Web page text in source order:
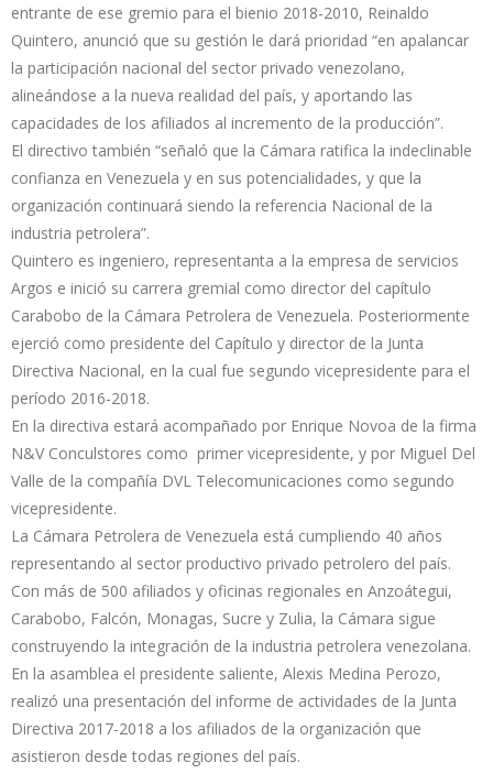
entrante de ese gremio para el bienio 2018-2010, Reinaldo
Quintero, anunció que su gestión le dará prioridad “en apalancar
la participación nacional del sector privado venezolano,
alineándose a la nueva realidad del país, y aportando las
capacidades de los afiliados al incremento de la producción”.
El directivo también “señaló que la Cámara ratifica la indeclinable
confianza en Venezuela y en sus potencialidades, y que la
organización continuará siendo la referencia Nacional de la
industria petrolera”.
Quintero es ingeniero, representanta a la empresa de servicios
Argos e inició su carrera gremial como director del capítulo
Carabobo de la Cámara Petrolera de Venezuela. Posteriormente
ejerció como presidente del Capítulo y director de la Junta
Directiva Nacional, en la cual fue segundo vicepresidente para el
período 2016-2018.
En la directiva estará acompañado por Enrique Novoa de la firma
N&V Conculstores como primer vicepresidente, y por Miguel Del
Valle de la compañía DVL Telecomunicaciones como segundo
vicepresidente.
La Cámara Petrolera de Venezuela está cumpliendo 40 años
representando al sector productivo privado petrolero del país.
Con más de 500 afiliados y oficinas regionales en Anzoátegui,
Carabobo, Falcón, Monagas, Sucre y Zulia, la Cámara sigue
construyendo la integración de la industria petrolera venezolana.
En la asamblea el presidente saliente, Alexis Medina Perozo,
realizó una presentación del informe de actividades de la Junta
Directiva 2017-2018 a los afiliados de la organización que
asistieron desde todas regiones del país.